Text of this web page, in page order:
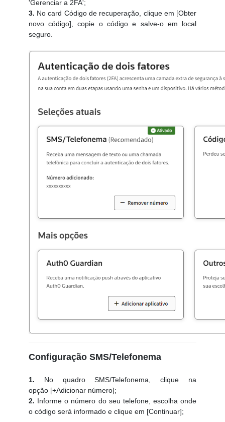
'Gerenciar a 2FA';
3. No card Código de recuperação, clique em [Obter
novo código], copie o código e salve-o em local
seguro.
Configuração SMS/Telefonema
1. No quadro SMS/Telefonema, clique na
opção [+Adicionar número];
2. Informe o número do seu telefone, escolha onde
o código será informado e clique em [Continuar];